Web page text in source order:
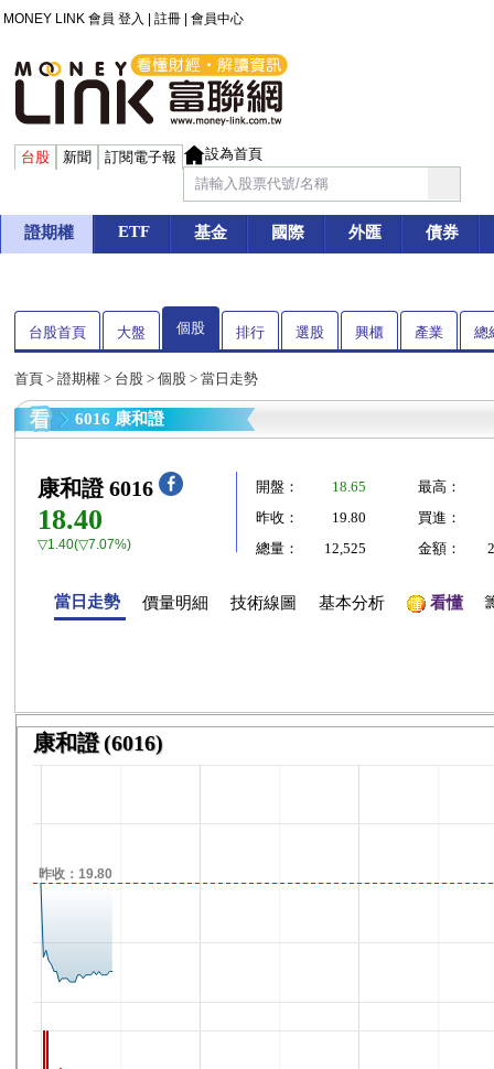
MONEY LINK 會員 登入 註冊 會員中心
台股 新聞 訂閱電子報 設為首頁
證期權 ETF 基金 國際 外匯 債券
台股首頁 大盤 個股 排行 選股 興櫃 產業 總
首頁 > 證期權 > 台股 > 個股 > 當日走勢
6016 康和證
康和證 6016
18.40
▽1.40(▽7.07%)
開盤： 18.65
最高：
昨收：
19.80
買進：
總量：
12,525 金額：
當日走勢 價量明細 技術線圖 基本分析 看懂